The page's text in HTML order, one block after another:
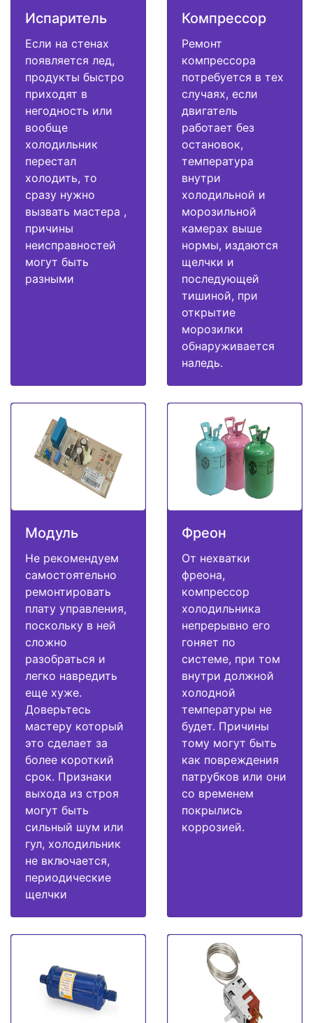
Испаритель
Если на стенах
появляется лед,
продукты быстро
приходят в
негодность или
вообще
холодильник
перестал
холодить, то
сразу нужно
вызвать мастера ,
причины
неисправностей
могут быть
разными
Компрессор
Ремонт
компрессора
потребуется в тех
случаях, если
двигатель
работает без
остановок,
температура
внутри
холодильной и
морозильной
камерах выше
нормы, издаются
щелчки и
последующей
тишиной, при
открытие
морозилки
обнаруживается
наледь.
Модуль
Не рекомендуем
самостоятельно
ремонтировать
плату управления,
поскольку в ней
сложно
разобраться и
легко навредить
еще хуже.
Доверьтесь
мастеру который
это сделает за
более короткий
срок. Признаки
выхода из строя
могут быть
сильный шум или
гул, холодильник
не включается,
периодические
щелчки
Фреон
От нехватки
фреона,
компрессор
холодильника
непрерывно его
гоняет по
системе, при том
внутри должной
холодной
температуры не
будет. Причины
тому могут быть
как повреждения
патрубков или они
со временем
покрылись
коррозией.